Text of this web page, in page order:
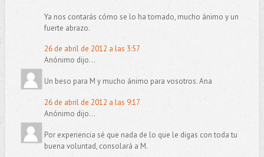
Ya nos contarás cómo se lo ha tomado, mucho ánimo y un
fuerte abrazo.
26 de abril de 2012 a las 3:57
Anónimo dijo...
Un beso para M y mucho ánimo para vosotros. Ana
26 de abril de 2012 a las 9:17
Anónimo dijo...
Por experiencia sé que nada de lo que le digas con toda tu
buena voluntad, consolará a M.